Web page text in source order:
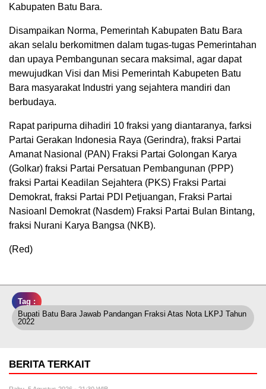
Kabupaten Batu Bara.
Disampaikan Norma, Pemerintah Kabupaten Batu Bara
akan selalu berkomitmen dalam tugas-tugas Pemerintahan
dan upaya Pembangunan secara maksimal, agar dapat
mewujudkan Visi dan Misi Pemerintah Kabupeten Batu
Bara masyarakat Industri yang sejahtera mandiri dan
berbudaya.
Rapat paripurna dihadiri 10 fraksi yang diantaranya, farksi
Partai Gerakan Indonesia Raya (Gerindra), fraksi Partai
Amanat Nasional (PAN) Fraksi Partai Golongan Karya
(Golkar) fraksi Partai Persatuan Pembangunan (PPP)
fraksi Partai Keadilan Sejahtera (PKS) Fraksi Partai
Demokrat, fraksi Partai PDI Petjuangan, Fraksi Partai
Nasioanl Demokrat (Nasdem) Fraksi Partai Bulan Bintang,
fraksi Nurani Karya Bangsa (NKB).
(Red)
Tag :
Bupati Batu Bara Jawab Pandangan Fraksi Atas Nota LKPJ Tahun
2022
BERITA TERKAIT